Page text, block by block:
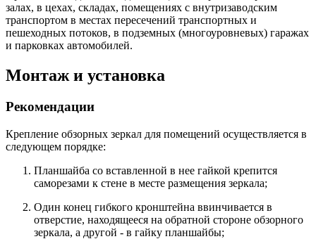
залах, в цехах, складах, помещениях с внутризаводским
транспортом в местах пересечений транспортных и
пешеходных потоков, в подземных (многоуровневых) гаражах
и парковках автомобилей.
Монтаж и установка
Рекомендации
Крепление обзорных зеркал для помещений осуществляется в
следующем порядке:
Планшайба со вставленной в нее гайкой крепится
саморезами к стене в месте размещения зеркала;
Один конец гибкого кронштейна ввинчивается в
отверстие, находящееся на обратной стороне обзорного
зеркала, а другой - в гайку планшайбы;